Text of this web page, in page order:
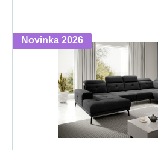
Novinka 2026